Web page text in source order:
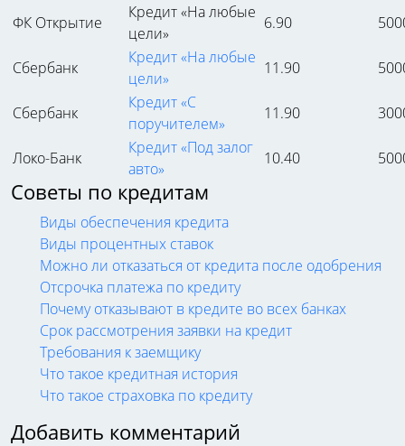
ФК Открытие
Кредит «На любые
цели»
6.90
Сбербанк
Кредит «На любые
цели»
11.90
Сбербанк
Кредит «С
поручителем»
11.90
Локо-Банк
Кредит «Под залог
авто»
10.40
Советы по кредитам
Виды обеспечения кредита
Виды процентных ставок
Можно ли отказаться от кредита после одобрения
Отсрочка платежа по кредиту
Почему отказывают в кредите во всех банках
Срок рассмотрения заявки на кредит
Требования к заемщику
Что такое кредитная история
Что такое страховка по кредиту
Добавить комментарий